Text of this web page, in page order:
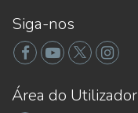
Siga-nos
Área do Utilizador